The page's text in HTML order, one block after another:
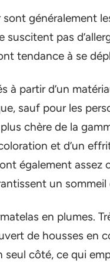
généralement
pas
tendance à se
à partir d’un
sauf pour les
chère de la
et d’un
également assez
un
en plumes.
de housses en
seul côté, ce qui